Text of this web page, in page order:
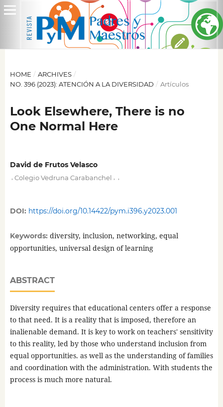
HOME / ARCHIVES /
NO. 396 (2023): ATENCIÓN A LA DIVERSIDAD / Artículos
Look Elsewhere, There is no
One Normal Here
David de Frutos Velasco
Colegio Vedruna Carabanchel
DOI: https://doi.org/10.14422/pym.i396.y2023.001
Keywords: diversity, inclusion, networking, equal
opportunities, universal design of learning
ABSTRACT
Diversity requires that educational centers offer a response
to that need. It is a reality that is imposed, therefore an
inalienable demand. It is key to work on teachers' sensitivity
to this reality, led by those who understand inclusion from
equal opportunities. as well as the understanding of families
and coordination with the administration. With students the
process is much more natural.